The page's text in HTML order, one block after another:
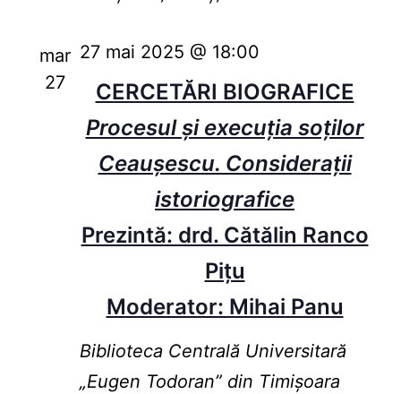
mar
27
CERCETĂRI BIOGRAFICE
Procesul și execuția soților
Ceaușescu. Considerații
istoriografice
Prezintă: drd. Cătălin Ranco
Pițu
Moderator: Mihai Panu
27 mai 2025 @ 18:00
Biblioteca Centrală Universitară
„Eugen Todoran” din Timişoara